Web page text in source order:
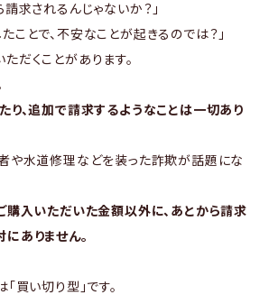
請求されるんじゃないか？」
ことで、不安なことが起きるのでは？」
だくことがあります。
り、追加で請求するようなことは一切あり
や水道修理などを装った詐欺が話題にな
購入いただいた金額以外に、あとから請求
ありません。
買い切り型」です。